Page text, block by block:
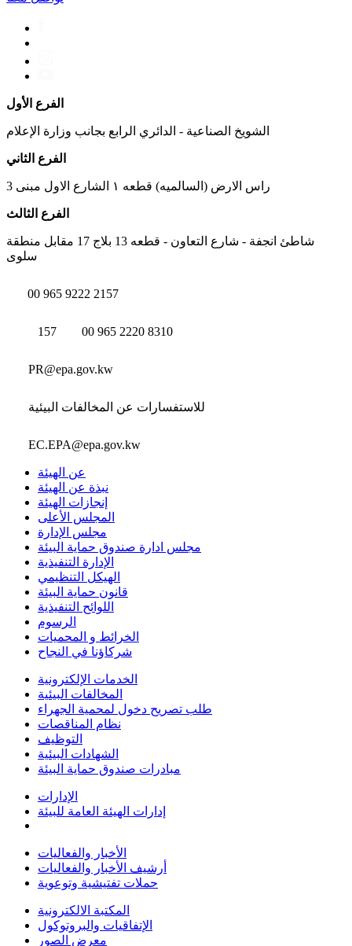
الفرع الأول
الشويخ الصناعية - الدائري الرابع بجانب وزارة الإعلام
الفرع الثاني
راس الارض (السالميه) قطعه ١ الشارع الاول مبنى 3
الفرع الثالث
شاطئ انجفة - شارع التعاون - قطعه 13 بلاج 17 مقابل منطقة
سلوى
00 965 9222 2157
157 00 965 2220 8310
PR@epa.gov.kw
للاستفسارات عن المخالفات البيئية
EC.EPA@epa.gov.kw
عن الهيئة
نبذة عن الهيئة
إنجازات الهيئة
المجلس الأعلى
مجلس الإدارة
مجلس ادارة صندوق حماية البيئة
الإدارة التنفيذية
الهيكل التنظيمي
قانون حماية البيئة
اللوائح التنفيذية
الرسوم
الخرائط و المحميات
شركاؤنا في النجاح
الخدمات الإلكترونية
المخالفات البيئية
طلب تصريح دخول لمحمية الجهراء
نظام المناقصات
التوظيف
الشهادات البيئية
مبادرات صندوق حماية البيئة
الإدارات
إدارات الهيئة العامة للبيئة
الأخبار والفعاليات
أرشيف الأخبار والفعاليات
حملات تفتيشية وتوعوية
المكتبة الالكترونية
الإتفاقيات والبروتوكول
معرض الصور